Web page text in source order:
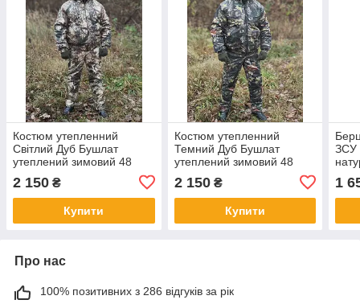
Костюм утепленний
Світлий Дуб Бушлат
утеплений зимовий 48
2 150 ₴
Купити
Костюм утепленний
Темний Дуб Бушлат
утеплений зимовий 48
2 150₴
Купити
ЗСУ
1
Про нас
100% позитивних з 286 відгуків за рік